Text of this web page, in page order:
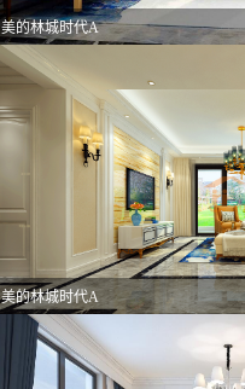
美的林城时代A
美的林城时代A